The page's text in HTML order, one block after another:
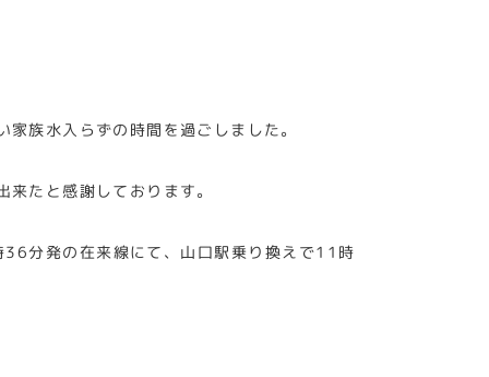
族水入らずの時間を過ごしました。
たと感謝しております。
分発の在来線にて、山口駅乗り換えで11時